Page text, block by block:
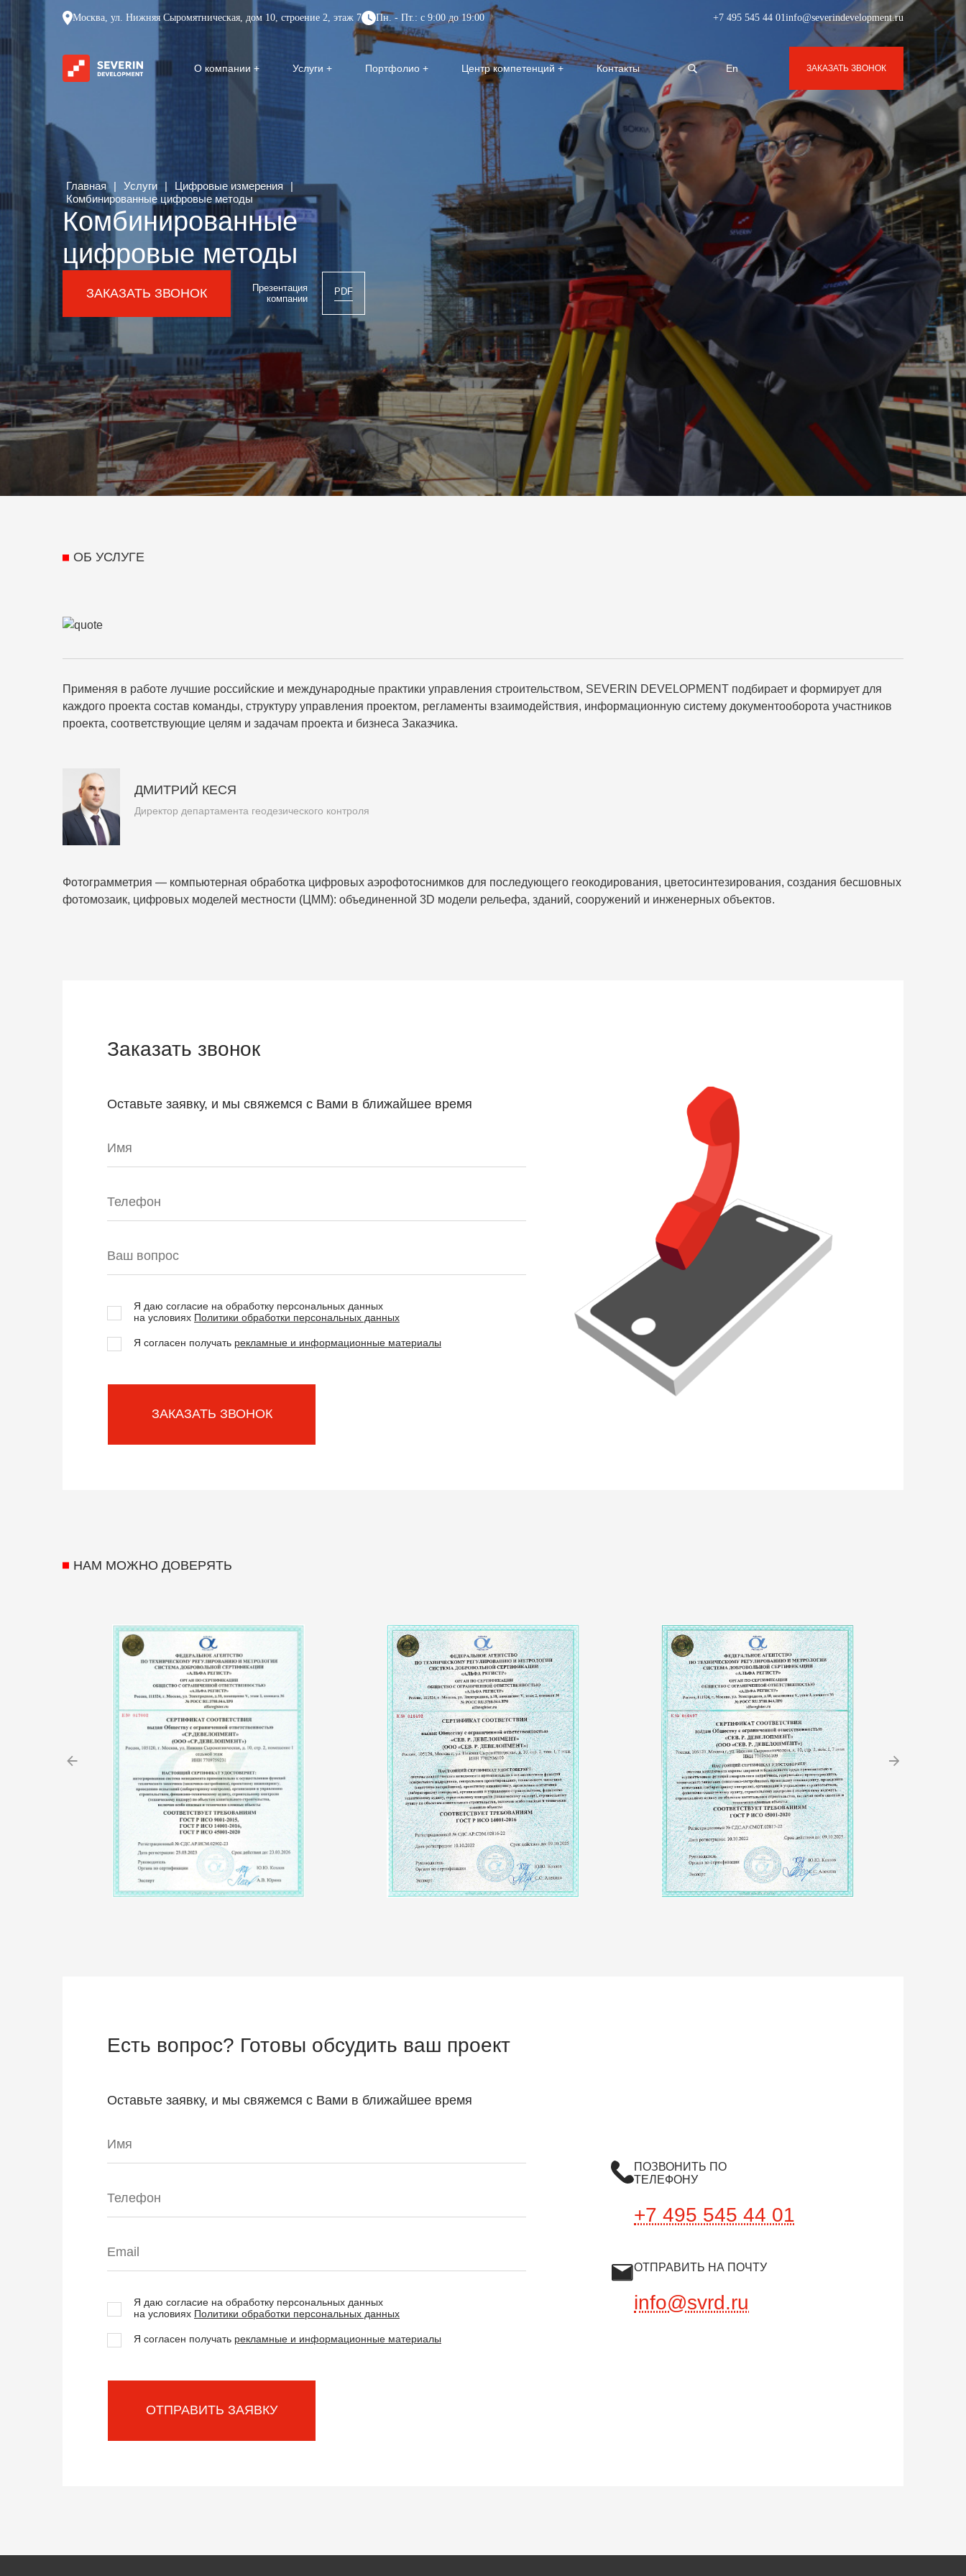
Москва, ул. Нижняя Сыромятническая, дом 10, строение 2, этаж 7 Пн. - Пт.: с 9:00 до 19:00 +7 495 545 44 01info@severindevelopment.ru
О компании Услуги Портфолио Центр компетенций Контакты En ЗАКАЗАТЬ ЗВОНОК
Главная | Услуги | Цифровые измерения |
Комбинированные цифровые методы
Комбинированные
цифровые методы
ЗАКАЗАТЬ ЗВОНОК
Презентация
компании
PDF
ОБ УСЛУГЕ
Применяя в работе лучшие российские и международные практики управления строительством, SEVERIN DEVELOPMENT подбирает и формирует для
каждого проекта состав команды, структуру управления проектом, регламенты взаимодействия, информационную систему документооборота участников
проекта, соответствующие целям и задачам проекта и бизнеса Заказчика.
ДМИТРИЙ КЕСЯ
Директор департамента геодезического контроля
Фотограмметрия — компьютерная обработка цифровых аэрофотоснимков для последующего геокодирования, цветосинтезирования, создания бесшовных
фотомозаик, цифровых моделей местности (ЦММ): объединенной 3D модели рельефа, зданий, сооружений и инженерных объектов.
Заказать звонок
Оставьте заявку, и мы свяжемся с Вами в ближайшее время
Я даю согласие на обработку персональных данных
на условиях Политики обработки персональных данных
Я согласен получать рекламные и информационные материалы
ЗАКАЗАТЬ ЗВОНОК
НАМ МОЖНО ДОВЕРЯТЬ
Есть вопрос? Готовы обсудить ваш проект
Оставьте заявку, и мы свяжемся с Вами в ближайшее время
Я даю согласие на обработку персональных данных
на условиях Политики обработки персональных данных
Я согласен получать рекламные и информационные материалы
ОТПРАВИТЬ ЗАЯВКУ
ПОЗВОНИТЬ ПО
ТЕЛЕФОНУ
+7 495 545 44 01
ОТПРАВИТЬ НА ПОЧТУ
info@svrd.ru